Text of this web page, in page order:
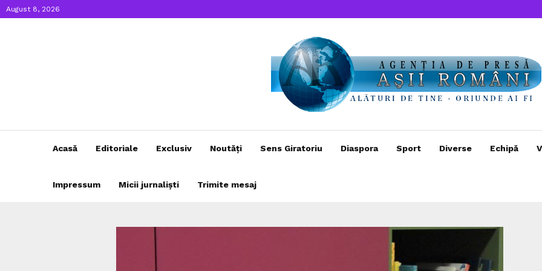
August 8, 2026
Acasă Editoriale Exclusiv Noutăți Sens Giratoriu Diaspora Sport Diverse Echipă
Impressum Micii jurnaliști Trimite mesaj